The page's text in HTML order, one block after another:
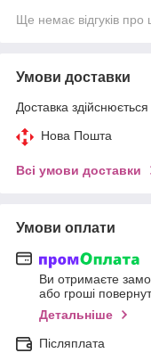
Ще немає відгуків про
Умови доставки
Доставка
Нова Пошта
Всі умови доставки
Умови оплати
Ви отримаєте
або гроші
Детальніше
Післяплата